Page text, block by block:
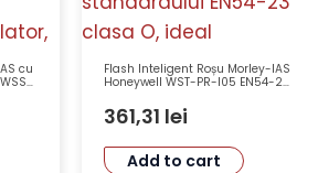
cu
Flash Inteligent Roșu Morley-IAS
Honeywell WST-PR-I05 EN54-23
Clasa O cu Izolator
361,31 lei
Add to cart